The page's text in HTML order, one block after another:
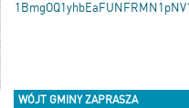
WÓJT GMINY ZAPRASZA